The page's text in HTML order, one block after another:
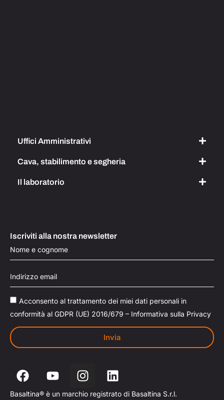
Uffici Amministrativi
Cava, stabilimento e segheria
Il laboratorio
Iscriviti alla nostra newsletter
Acconsento al trattamento dei miei dati personali in
conformità al GDPR (UE) 2016/679 – Informativa sulla Privacy
Invia
Basaltina® è un marchio registrato di Basaltina S.r.l.